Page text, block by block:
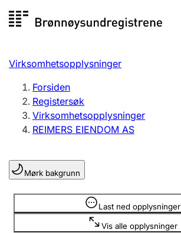
til
Registersøk
Aksjeselskap
Enkeltpersonforetak
Registrere, endre, slette
Lag og forening
Registrere, endre, slette
Virksomhetsopplysninger
Forsiden
Registersøk
Virksomhetsopplysninger
REIMERS EIENDOM AS
Mørk bakgrunn
Last ned opplysninger
Vis alle opplysninger
Opplysninger er skjult